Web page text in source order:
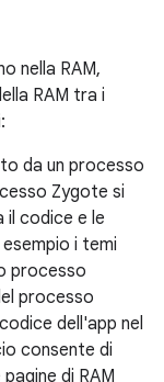
nella RAM,
RAM tra i
da un processo
Zygote si
il codice e le
i temi
processo
processo
dell'app nel
consente di
di RAM